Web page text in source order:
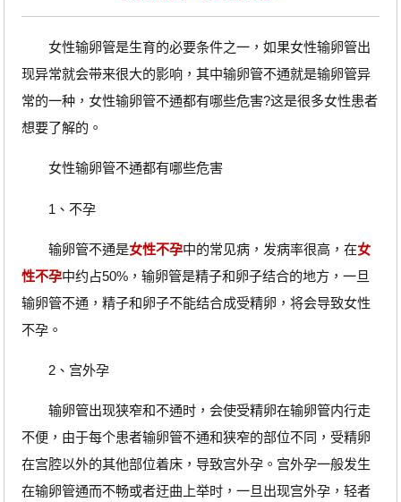
女性输卵管是生育的必要条件之一，如果女性输卵管出
现异常就会带来很大的影响，其中输卵管不通就是输卵管异
常的一种，女性输卵管不通都有哪些危害?这是很多女性患者
想要了解的。
女性输卵管不通都有哪些危害
1、不孕
输卵管不通是女性不孕中的常见病，发病率很高，在女
性不孕中约占50%，输卵管是精子和卵子结合的地方，一旦
输卵管不通，精子和卵子不能结合成受精卵，将会导致女性
不孕。
2、宫外孕
输卵管出现狭窄和不通时，会使受精卵在输卵管内行走
不便，由于每个患者输卵管不通和狭窄的部位不同，受精卵
在宫腔以外的其他部位着床，导致宫外孕。宫外孕一般发生
在输卵管通而不畅或者迂曲上举时，一旦出现宫外孕，轻者